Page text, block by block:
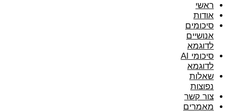
ראשי
אודות
סיכומים
אנושיים
לדוגמא
סיכומי AI
לדוגמא
שאלות
נפוצות
צור קשר
מאמרים